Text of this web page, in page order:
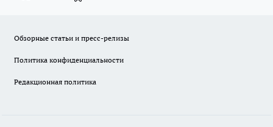
Обзорные статьи и пресс-релизы
Политика конфиденциальности
Редакционная политика